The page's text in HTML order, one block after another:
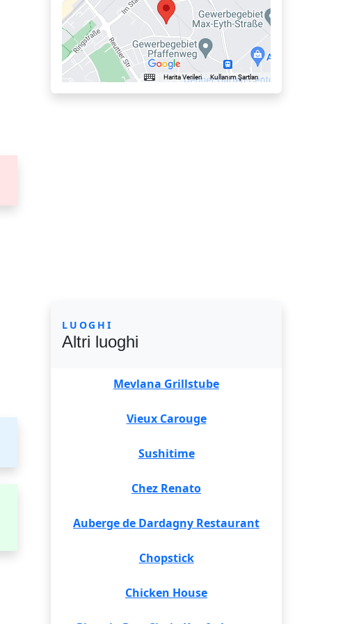
LUOGHI
Altri luoghi
Mevlana Grillstube
Vieux Carouge
Sushitime
Chez Renato
Auberge de Dardagny Restaurant
Chopstick
Chicken House